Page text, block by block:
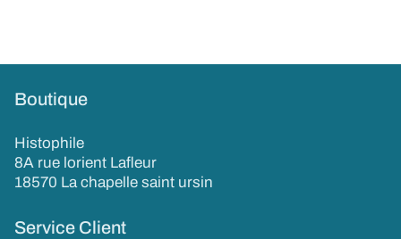
Boutique
Histophile
8A rue lorient Lafleur
18570 La chapelle saint ursin
Service Client